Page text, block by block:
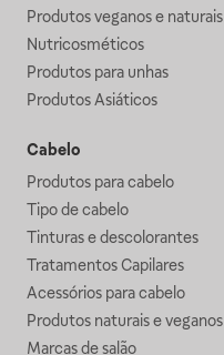
Produtos veganos e naturais
Nutricosméticos
Produtos para unhas
Produtos Asiáticos
Cabelo
Produtos para cabelo
Tipo de cabelo
Tinturas e descolorantes
Tratamentos Capilares
Acessórios para cabelo
Produtos naturais e veganos
Marcas de salão